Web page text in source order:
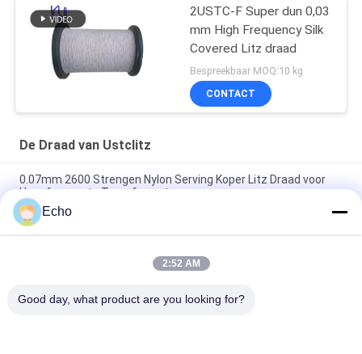
2USTC-F Super dun 0,03
mm High Frequency Silk
Covered Litz draad
Bespreekbaar MOQ:10 kg
CONTACT
De Draad van Ustclitz
0.07mm 2600 Strengen Nylon Serving Koper Litz Draad voor
Hoogfrequente Transformatoren
Custom 0,07 mm 2600 streng Litzdraad voor hoogfrequente
toepassingen
Custom 0.07mm 2600 Strand Nylon Serving Litz Draad voor
Echo
2:52 AM
Good day, what product are you looking for?